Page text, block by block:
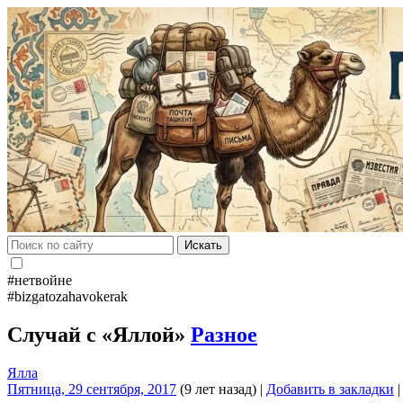
Искать
#нетвойне
#bizgatozahavokerak
Случай с «Яллой» Разное
Ялла
Пятница, 29 сентября, 2017 (9 лет назад) | Добавить в закладки |